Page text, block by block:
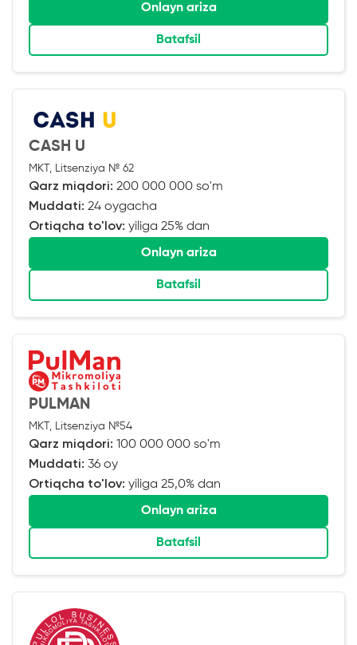
Onlayn ariza
Batafsil
CASH U
MKT, Litsenziya № 62
Qarz miqdori: 200 000 000 so'm
Muddati: 24 oygacha
Ortiqcha to'lov: yiliga 25% dan
Onlayn ariza
Batafsil
PULMAN
MKT, Litsenziya №54
Qarz miqdori: 100 000 000 so'm
Muddati: 36 oy
Ortiqcha to'lov: yiliga 25,0% dan
Onlayn ariza
Batafsil